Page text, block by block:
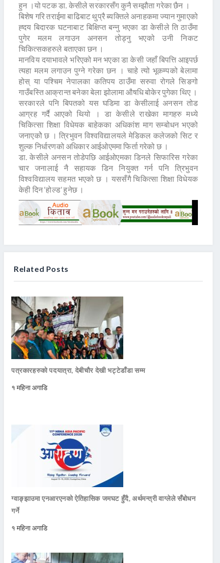
हुन ।यो पटक डा. केसीले सरकारसँग कुनै सम्झौता गरेका छैन ।
बिशेष गरि तराईमा बाढिबाट थुप्रै ब्यक्तिले अनाहकमा ज्यान गुमाएको
ह्दय बिदारक घटनाबाट बिक्षिप्त बन्नु भएका डा केसीले ति ठाउँमा
पुगेर मलम लगाउन अनसन तोड्नु भएको उनी निकट
चिकित्सकहरुले बताएका छन ।
मानविय दयाभावले भरिएको मन भएका डा केसी जहाँ बिपत्ति आइपर्छ
त्यहा मलम लगाउन पुग्ने गरेका छन । चाहे त्यो भूकम्पको बेलामा
होस् या पश्चिम नेपालका कतिपय ठाउँमा सरुवा रोगले सिङगो
गाउँबस्ति आक्रान्त बनेका बेला झोलामा औषधि बोकेर पुगेका थिए ।
सरकारले पनि बिपतको यस घडिमा डा केसीलाई अनसन तोड
आग्रह गर्दै आएको थियो । डा केसीले राखेका मागहरु मध्ये
चिकित्सा शिक्षा विधेयक बाहेकका अधिकांश माग सम्बोधन भएको
जनाएकोे छ । त्रिभुवन विश्वविद्यालयले मेडिकल कलेजको सिट र
शुल्क निर्धारणको अधिकार आईओएममा फिर्ता गरेको छ ।
डा. केसीले अनसन तोडेपछि आईओएमका डिनले सिफारिस गरेका
चार जनालाई नै सहायक डिन नियुक्त गर्न पनि त्रिभुवन
विश्वविद्यालय सहमत भएको छ । यससँगै चिकित्सा शिक्षा विधेयक
केही दिन ‘होल्ड’ हुनेछ ।
Related Posts
पत्रकारहरुको पदयात्रा, देबीचौर देखी भट्टेडाँडा सम्म
१ महिना अगाडि
ग्वाङ्झाउमा एनआरएनको ऐतिहासिक जमघट हुँदै, अर्थमन्त्री वाग्लेले सँबोधन
गर्ने
१ महिना अगाडि